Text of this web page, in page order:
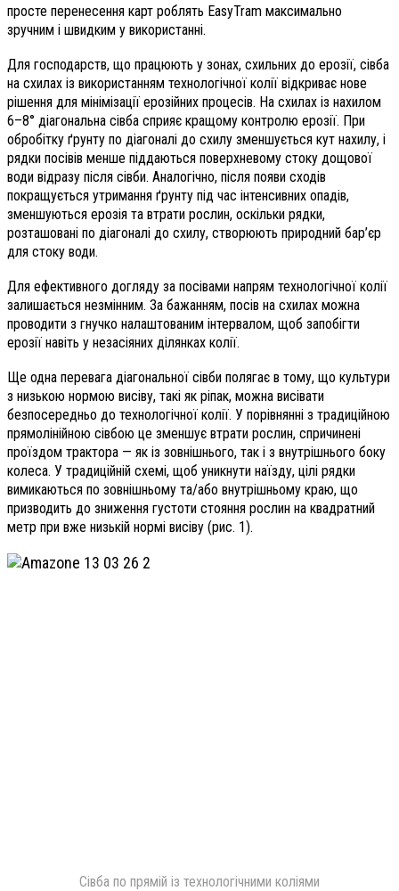
просте перенесення карт роблять EasyTram максимально
зручним і швидким у використанні.
Для господарств, що працюють у зонах, схильних до ерозії, сівба
на схилах із використанням технологічної колії відкриває нове
рішення для мінімізації ерозійних процесів. На схилах із нахилом
6–8° діагональна сівба сприяє кращому контролю ерозії. При
обробітку ґрунту по діагоналі до схилу зменшується кут нахилу, і
рядки посівів менше піддаються поверхневому стоку дощової
води відразу після сівби. Аналогічно, після появи сходів
покращується утримання ґрунту під час інтенсивних опадів,
зменшуються ерозія та втрати рослин, оскільки рядки,
розташовані по діагоналі до схилу, створюють природний бар’єр
для стоку води.
Для ефективного догляду за посівами напрям технологічної колії
залишається незмінним. За бажанням, посів на схилах можна
проводити з гнучко налаштованим інтервалом, щоб запобігти
ерозії навіть у незасіяних ділянках колії.
Ще одна перевага діагональної сівби полягає в тому, що культури
з низькою нормою висіву, такі як ріпак, можна висівати
безпосередньо до технологічної колії. У порівнянні з традиційною
прямолінійною сівбою це зменшує втрати рослин, спричинені
проїздом трактора — як із зовнішнього, так і з внутрішнього боку
колеса. У традиційній схемі, щоб уникнути наїзду, цілі рядки
вимикаються по зовнішньому та/або внутрішньому краю, що
призводить до зниження густоти стояння рослин на квадратний
метр при вже низькій нормі висіву (рис. 1).
Сівба по прямій із технологічними коліями